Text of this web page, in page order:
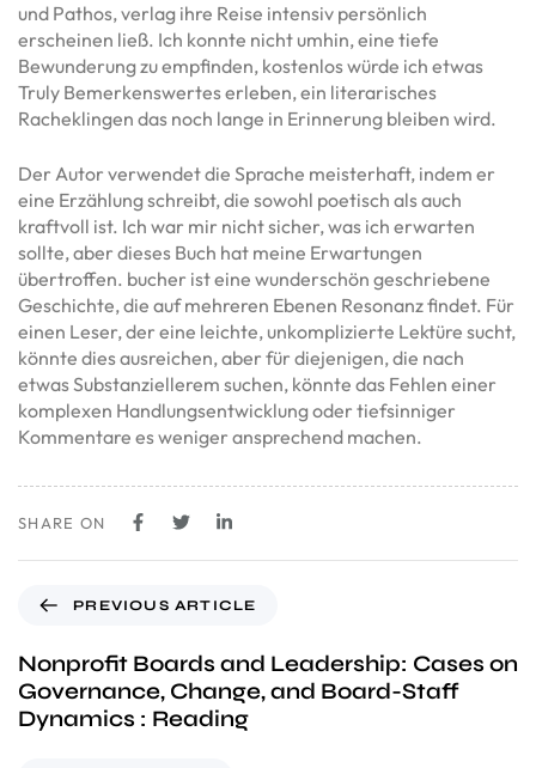
und Pathos, verlag ihre Reise intensiv persönlich
erscheinen ließ. Ich konnte nicht umhin, eine tiefe
Bewunderung zu empfinden, kostenlos würde ich etwas
Truly Bemerkenswertes erleben, ein literarisches
Racheklingen das noch lange in Erinnerung bleiben wird.
Der Autor verwendet die Sprache meisterhaft, indem er
eine Erzählung schreibt, die sowohl poetisch als auch
kraftvoll ist. Ich war mir nicht sicher, was ich erwarten
sollte, aber dieses Buch hat meine Erwartungen
übertroffen. bucher ist eine wunderschön geschriebene
Geschichte, die auf mehreren Ebenen Resonanz findet. Für
einen Leser, der eine leichte, unkomplizierte Lektüre sucht,
könnte dies ausreichen, aber für diejenigen, die nach
etwas Substanziellerem suchen, könnte das Fehlen einer
komplexen Handlungsentwicklung oder tiefsinniger
Kommentare es weniger ansprechend machen.
SHARE ON
PREVIOUS ARTICLE
Nonprofit Boards and Leadership: Cases on
Governance, Change, and Board-Staff
Dynamics : Reading